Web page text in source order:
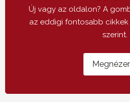
Új vagy az oldalon? A
az eddigi fontosabb
szerint.